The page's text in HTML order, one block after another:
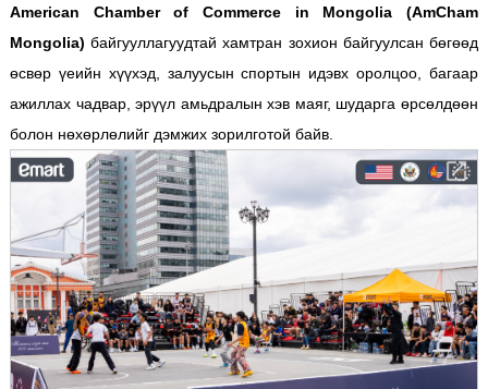
American Chamber of Commerce in Mongolia (AmCham
Mongolia) байгууллагуудтай хамтран зохион байгуулсан бөгөөд
өсвөр үеийн хүүхэд, залуусын спортын идэвх оролцоо, багаар
ажиллах чадвар, эрүүл амьдралын хэв маяг, шударга өрсөлдөөн
болон нөхөрлөлийг дэмжих зорилготой байв.